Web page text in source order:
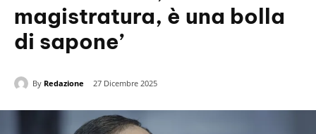
magistratura, è una bolla
di sapone’
By Redazione 27 Dicembre 2025